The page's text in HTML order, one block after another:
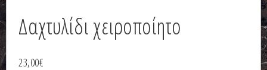
Δαχτυλίδι χειροποίητο
23,00€